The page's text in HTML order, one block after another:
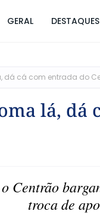
GERAL DESTAQUES
dá cá com entrada do
lá, dá
Centrão
troca de